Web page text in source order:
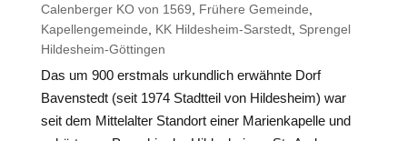
Calenberger KO von 1569 Frühere Gemeinde
Kapellengemeinde
KK Hildesheim-Sarstedt, Sprengel
Hildesheim-Göttingen
Das um 900 erstmals urkundlich erwähnte Dorf
Bavenstedt (seit 1974 Stadtteil von Hildesheim) war
seit dem Mittelalter Standort einer Marienkapelle und